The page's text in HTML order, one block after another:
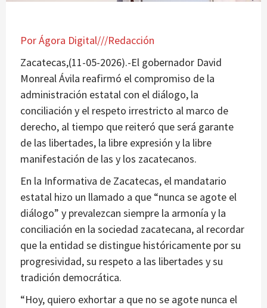
Por Ágora Digital///Redacción
Zacatecas,(11-05-2026).-El gobernador David
Monreal Ávila reafirmó el compromiso de la
administración estatal con el diálogo, la
conciliación y el respeto irrestricto al marco de
derecho, al tiempo que reiteró que será garante
de las libertades, la libre expresión y la libre
manifestación de las y los zacatecanos.
En la Informativa de Zacatecas, el mandatario
estatal hizo un llamado a que “nunca se agote el
diálogo” y prevalezcan siempre la armonía y la
conciliación en la sociedad zacatecana, al recordar
que la entidad se distingue históricamente por su
progresividad, su respeto a las libertades y su
tradición democrática.
“Hoy, quiero exhortar a que no se agote nunca el